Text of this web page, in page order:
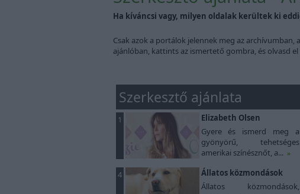
Ha kíváncsi vagy, milyen oldalak kerültek ki
Csak azok a portálok jelennek meg az
ajánlóban, kattints az ismertető gombra, és olvasd
Szerkesztő ajánlata
1
Elizabeth Olsen
Gyere és ismerd meg a
gyönyörű, tehetséges
amerikai színésznőt, a... »
4
Állatos közmondások
Állatos közmondások,